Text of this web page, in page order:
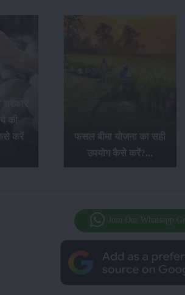
की
करें
फसल बीमा योजना का सही
उपयोग कैसे करें?...
Join Our Whatsapp